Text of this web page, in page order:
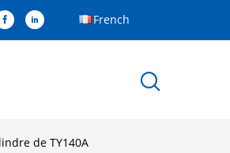
French
de TY140A